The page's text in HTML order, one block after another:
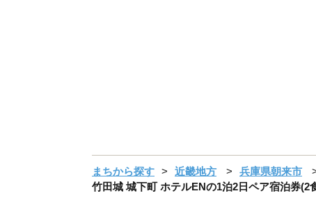
まちから探す 近畿地方 兵庫県朝来市
竹田城 城下町 ホテルENの1泊2日ペア宿泊券